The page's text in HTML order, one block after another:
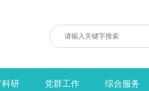
科研 党群工作 综合服务